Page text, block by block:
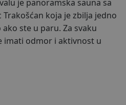
je panoramska sauna sa
koja je zbilja jedno
ste u paru. Za svaku
imati odmor i aktivnost u